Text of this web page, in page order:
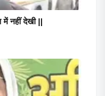
नहीं देखी ||